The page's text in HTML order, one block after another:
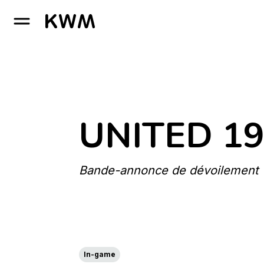
GO TO HOMEPAGE
UNITED
Bande-annonce de dévoilement
In-game